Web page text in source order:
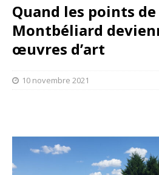
Quand les points
Montbéliard
œuvres d’art
10 novembre 2021